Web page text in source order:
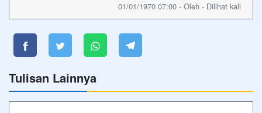
01/01/1970 07:00 - Oleh - Dilihat kali
Tulisan Lainnya